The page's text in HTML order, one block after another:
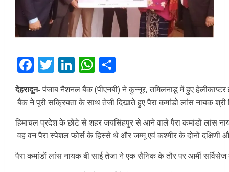
Facebook
Twitter
LinkedIn
WhatsApp
देहरादून-पंजाब नैशनल बैंक (पीएनबी) ने कुन्नूर, तमिलनाडू में हुए हेलीकाप्टर
बैंक ने पूरी सक्रियता के साथ तेजी दिखाते हुए पैरा कमांडो लांस नायक
हिमाचल प्रदेश के छोटे से शहर जयसिंहपुर से आने वाले पैरा कमांडों लांस
वह वन पैरा स्पेशल फोर्स के हिस्से थे और जम्मू एवं कश्मीर के दोनों दक्षिणी
पैरा कमांडों लांस नायक बी साई तेजा ने एक सैनिक के तौर पर आर्मी